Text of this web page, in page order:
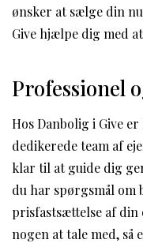
ønsker at sælge din
Give hjælpe dig med
Professionel
Hos Danbolig i Give
dedikerede team af
klar til at guide dig
du har spørgsmål
prisfastsættelse af
nogen at tale med, så